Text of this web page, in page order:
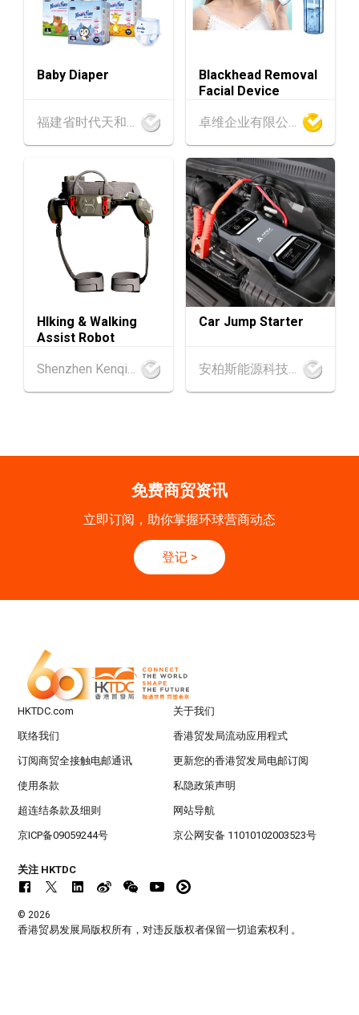
26
香港
26.08.2026
「中小企资援组」网络研讨会系列︰AI「资」
动触达全球
1-5
香港
01.09.2026 - 05.09.2026
国际名表荟萃 2026 (香港会议展览中心)
SEP
香港
01.09.2026 - 05.09.2026
香港贸发局香港钟表展 2026 (香港会议展览中
心)
02.09.2026 - 05.09.2026
香港国际时尚汇展 2026 (香港会议展览中心)
SEP
09.09.2026 - 10.09.2026
一带一路高峰论坛2026
9
SEP
香港
09.09.2026
SEP
运输物流学会国际会议 2026
「香港好物节 (东盟)」2026
13.10.2026 - 16.10.2026
Baby Diaper
Blackhead Removal
Facial Device
HIking & Walking
Assist Robot
Shenzhen Kenqing Technology Co., Ltd.
Car Jump Starter
安柏斯能源科技有限公司
免费商贸资讯
立即订阅，助你掌握环球营商动态
登记 >
HKTDC.com 关于我们
联络我们 香港贸发局流动应用程式
订阅商贸全接触电邮通讯 更新您的香港贸发局电邮订阅
使用条款 私隐政策声明
超连结条款及细则 网站导航
京ICP备09059244号 京公网安备 11010102003523号
关注 HKTDC
© 2026
香港贸易发展局版权所有，对违反版权者保留一切追索权利 。